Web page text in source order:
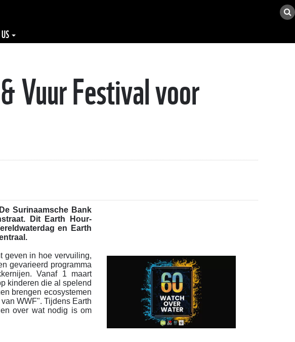
Vuur Festival voor
Surinaamsche Bank
Dit Earth Hour-
en Earth
geven in hoe vervuiling,
gevarieerd programma
Vanaf 1 maart
kinderen die al spelend
brengen ecosystemen
WWF". Tijdens Earth
over wat nodig is om